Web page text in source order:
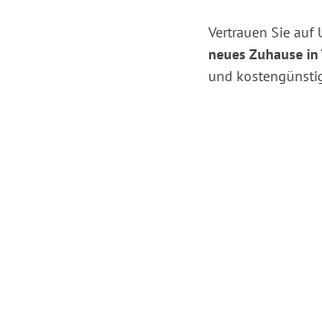
Vertrauen Sie auf
neues Zuhause in
und